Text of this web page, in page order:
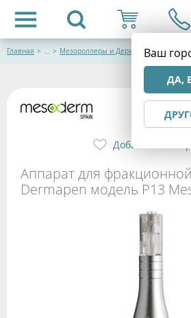
Ваш
ДА,
Главная > ... > Мезороллеры и Дермапены
Аппарат для
Dermapen модель P13
Добавить в